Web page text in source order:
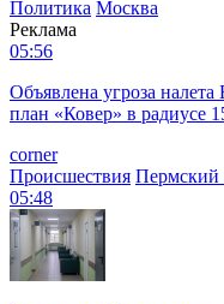
Политика Москва
Реклама
05:56
Объявлена угроза
план «Ковер» в радиусе
corner
Происшествия Пермский
05:48